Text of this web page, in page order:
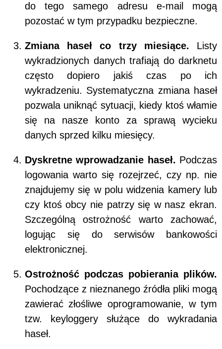
do tego samego adresu e-mail mogą
pozostać w tym przypadku bezpieczne.
Zmiana haseł co trzy miesiące. Listy
wykradzionych danych trafiają do darknetu
często dopiero jakiś czas po ich
wykradzeniu. Systematyczna zmiana haseł
pozwala uniknąć sytuacji, kiedy ktoś włamie
się na nasze konto za sprawą wycieku
danych sprzed kilku miesięcy.
Dyskretne wprowadzanie haseł. Podczas
logowania warto się rozejrzeć, czy np. nie
znajdujemy się w polu widzenia kamery lub
czy ktoś obcy nie patrzy się w nasz ekran.
Szczególną ostrożność warto zachować,
logując się do serwisów bankowości
elektronicznej.
Ostrożność podczas pobierania plików.
Pochodzące z nieznanego źródła pliki mogą
zawierać złośliwe oprogramowanie, w tym
tzw. keyloggery służące do wykradania
haseł.